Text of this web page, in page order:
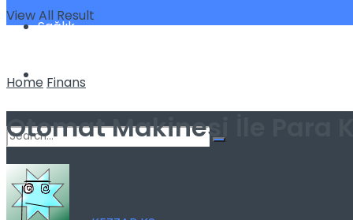
Sağlık
Spor
No Result
View All Result
Home Finans
Otomat Makinesi İle Para